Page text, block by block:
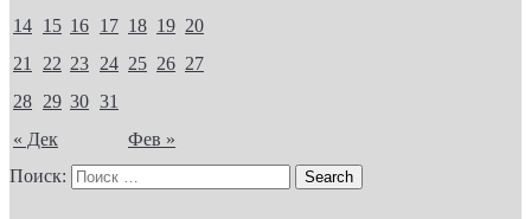
« Дек Фев »
14 15 16 17 18 19 20
21 22 23 24 25 26 27
28 29 30 31
Поиск: